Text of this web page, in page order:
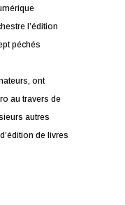
l’édition
péchés
ont
au travers de
autres
de livres